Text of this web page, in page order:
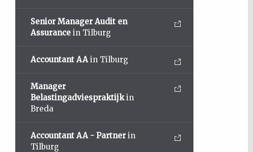
Senior Manager Audit en
Assurance in Tilburg
Accountant AAin Tilburg
Manager
Belastingadviespraktijkin
Breda
Accountant AA - Partner in
Tilburg